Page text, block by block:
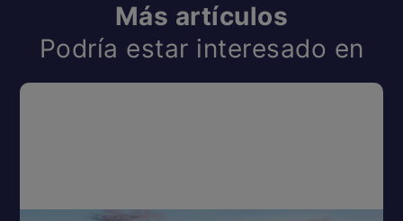
Más artículos
Podría estar interesado en